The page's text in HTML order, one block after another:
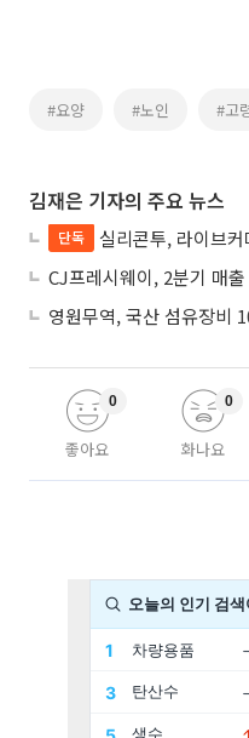
#요양 #노인 #고
김재은 기자의 주요 뉴스
단독
실리콘투, 라이브커머스팀
좋아요
0
화나요
0